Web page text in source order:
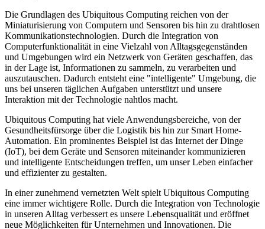
Die Grundlagen des Ubiquitous Computing reichen von der
Miniaturisierung von Computern und Sensoren bis hin zu drahtlosen
Kommunikationstechnologien. Durch die Integration von
Computerfunktionalität in eine Vielzahl von Alltagsgegenständen
und Umgebungen wird ein Netzwerk von Geräten geschaffen, das
in der Lage ist, Informationen zu sammeln, zu verarbeiten und
auszutauschen. Dadurch entsteht eine "intelligente" Umgebung, die
uns bei unseren täglichen Aufgaben unterstützt und unsere
Interaktion mit der Technologie nahtlos macht.
Ubiquitous Computing hat viele Anwendungsbereiche, von der
Gesundheitsfürsorge über die Logistik bis hin zur Smart Home-
Automation. Ein prominentes Beispiel ist das Internet der Dinge
(IoT), bei dem Geräte und Sensoren miteinander kommunizieren
und intelligente Entscheidungen treffen, um unser Leben einfacher
und effizienter zu gestalten.
In einer zunehmend vernetzten Welt spielt Ubiquitous Computing
eine immer wichtigere Rolle. Durch die Integration von Technologie
in unseren Alltag verbessert es unsere Lebensqualität und eröffnet
neue Möglichkeiten für Unternehmen und Innovationen. Die